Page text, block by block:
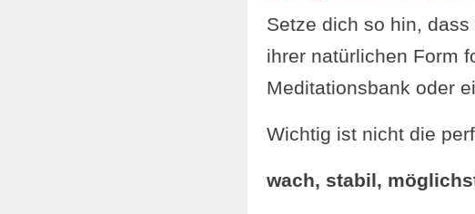
Setze dich so hin, dass
ihrer natürlichen Form
Meditationsbank oder
Wichtig ist nicht die
wach, stabil,